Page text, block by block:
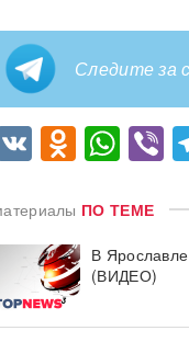
Следите за
VK
ПО ТЕМЕ
В
(ВИДЕО)